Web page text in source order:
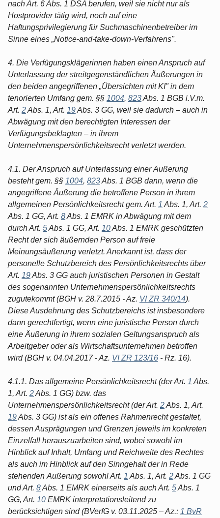
nach Art. 6 Abs. 1 DSA berufen, weil sie nicht nur als
Hostprovider tätig wird, noch auf eine
Haftungsprivilegierung für Suchmaschinenbetreiber im
Sinne eines „Notice-and-take-down-Verfahrens".
4. Die Verfügungsklägerinnen haben einen Anspruch auf
Unterlassung der streitgegenständlichen Äußerungen in
den beiden angegriffenen „Übersichten mit KI" in dem
tenorierten Umfang gem. §§ 1004, 823Abs. 1 BGB i.V.m.
Art. 2Abs. 1, Art. 19Abs. 3 GG, weil sie dadurch – auch in
Abwägung mit den berechtigten Interessen der
Verfügungsbeklagten – in ihrem
Unternehmenspersönlichkeitsrecht verletzt werden.
4.1. Der Anspruch auf Unterlassung einer Äußerung
besteht gem. §§ 1004, 823Abs. 1 BGB dann, wenn die
angegriffene Äußerung die betroffene Person in ihrem
allgemeinen Persönlichkeitsrecht gem. Art. 1 Abs. 1, Art. 2
Abs. 1 GG, Art. 8Abs. 1 EMRK in Abwägung mit dem
durch Art. 5Abs. 1 GG, Art. 10Abs. 1 EMRK geschützten
Recht der sich äußernden Person auf freie
Meinungsäußerung verletzt. Anerkannt ist, dass der
personelle Schutzbereich des Persönlichkeitsrechts über
Art. 19Abs. 3 GG auch juristischen Personen in Gestalt
des sogenannten Unternehmenspersönlichkeitsrechts
zugutekommt (BGH v. 28.7.2015 - Az. VI ZR 340/14).
Diese Ausdehnung des Schutzbereichs ist insbesondere
dann gerechtfertigt, wenn eine juristische Person durch
eine Äußerung in ihrem sozialen Geltungsanspruch als
Arbeitgeber oder als Wirtschaftsunternehmen betroffen
wird (BGH v. 04.04.2017 - Az. VI ZR 123/16 - Rz. 16).
4.1.1. Das allgemeine Persönlichkeitsrecht (der Art. 1 Abs.
1, Art. 2Abs. 1 GG) bzw. das
Unternehmenspersönlichkeitsrecht (der Art. 2Abs. 1, Art.
19Abs. 3 GG) ist als ein offenes Rahmenrecht gestaltet,
dessen Ausprägungen und Grenzen jeweils im konkreten
Einzelfall herauszuarbeiten sind, wobei sowohl im
Hinblick auf Inhalt, Umfang und Reichweite des Rechtes
als auch im Hinblick auf den Sinngehalt der in Rede
stehenden Äußerung sowohl Art. 1 Abs. 1, Art. 2Abs. 1 GG
und Art. 8Abs. 1 EMRK einerseits als auch Art. 5Abs. 1
GG, Art. 10 EMRK interpretationsleitend zu
berücksichtigen sind (BVerfG v. 03.11.2025 – Az.: 1 BvR